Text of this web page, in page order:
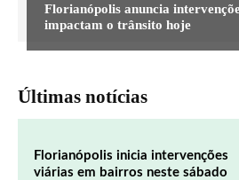
Florianópolis anuncia
impactam o trânsito hoje
Últimas notícias
Florianópolis inicia intervenções
viárias em bairros neste sábado